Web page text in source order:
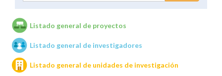
Unidades de investigación
Listado general de proyectos
Listado general de investigadores
Listado general de unidades de investigación